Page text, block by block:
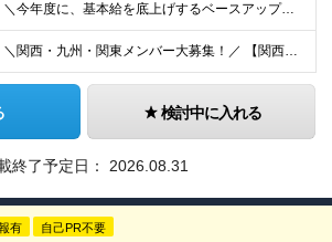
＼今年度に、基本給を底上げするベースアップを実施！／ ◆月給23.1万～40万円＋賞与年2回＋交通費全額支給 ※経験・資格・能力等を考慮の上、当社規定により優遇します。 ※上記の金額に加えて、時間外
＼関西・九州・関東メンバー大募集！／ 【関西営業所】 大阪府大阪市西区西本町1-7-21 ニシモトビル703 【九州営業所】 福岡県福岡市東区千早5-13-38 LeLien香椎参道4B 【本社
検討中に入れる
終了予定日： 2026.08.31
有 自己PR不要